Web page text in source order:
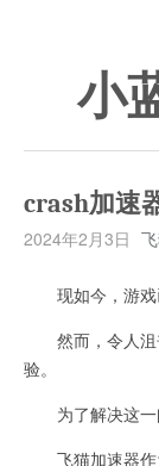
小
crash加速
2024年2月3日
现如今，游戏
然而，令人沮
验。
为了解决这一
飞猫加速器作